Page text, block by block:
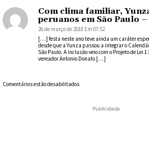
Com clima familiar,
peruanos em São Paulo
26 de março de 2018 Em 07:52
[…] festa neste ano teve ainda um caráter
desde que a Yunza passou a integrar o
São Paulo. A inclusão veio com o Projeto de Lei
vereador Antonio Donato […]
Comentários estão desabilitados
Publicidade